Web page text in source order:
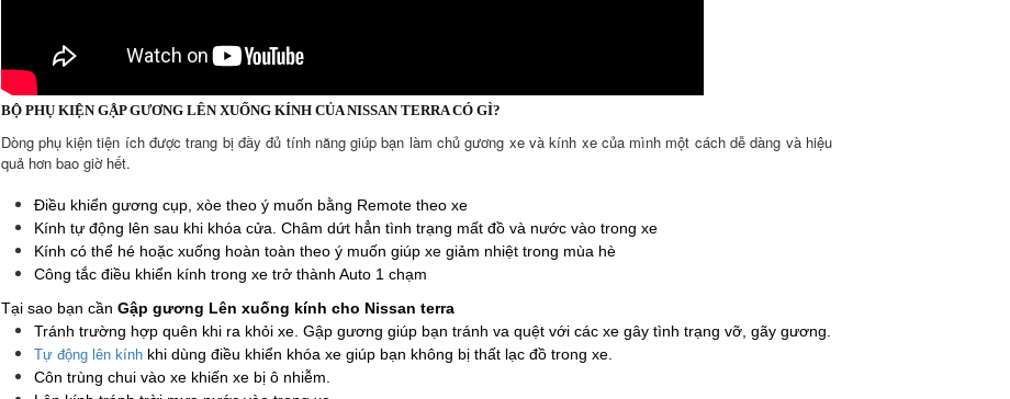
BỘ PHỤ KIỆN GẬP GƯƠNG LÊN XUỐNG KÍNH CỦA NISSAN TERRA CÓ GÌ?
Dòng phụ kiện tiện ích được trang bị đầy đủ tính năng giúp bạn làm chủ gương xe và kính xe của mình một cách dễ dàng và hiệu
quả hơn bao giờ hết.
Điều khiển gương cụp, xòe theo ý muốn bằng Remote theo xe
Kính tự động lên sau khi khóa cửa. Châm dứt hẳn tình trạng mất đồ và nước vào trong xe
Kính có thể hé hoặc xuống hoàn toàn theo ý muốn giúp xe giảm nhiệt trong mùa hè
Công tắc điều khiển kính trong xe trở thành Auto 1 chạm
Tại sao bạn cần Gập gương Lên xuống kính cho Nissan terra
Tránh trường hợp quên khi ra khỏi xe. Gập gương giúp bạn tránh va quệt với các xe gây tình trạng vỡ, gãy gương.
Tự động lên kínhkhi dùng điều khiển khóa xe giúp bạn không bị thất lạc đồ trong xe.
Côn trùng chui vào xe khiến xe bị ô nhiễm.